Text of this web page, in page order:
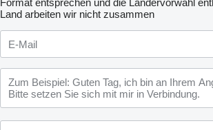
Format entsprechen und die Ländervorwahl
Land arbeiten wir nicht zusammen